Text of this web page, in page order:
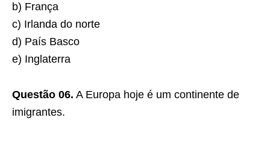
b) França
c) Irlanda do norte
d) País Basco
e) Inglaterra
Questão 06. A Europa hoje é um continente de
imigrantes.